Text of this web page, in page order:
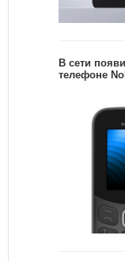
В сети
телефоне